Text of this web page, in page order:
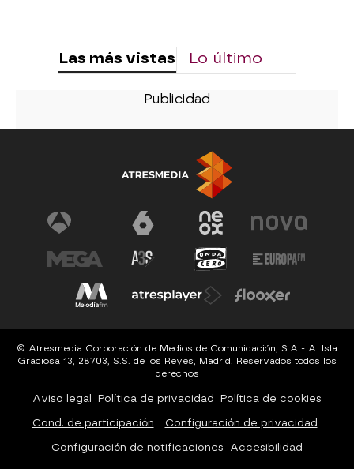
Las más vistas Lo último
© Atresmedia Corporación de Medios de Comunicación, S.A - A. Isla
Graciosa 13, 28703, S.S. de los Reyes, Madrid. Reservados todos los
derechos
Aviso legal Política de privacidad Política de cookies
Cond. de participación Configuración de privacidad
Configuración de notificaciones Accesibilidad